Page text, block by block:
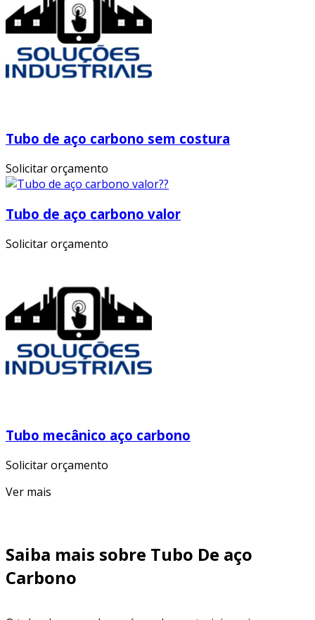
Tubo de aço carbono sem costura
Solicitar orçamento
Tubo de aço carbono valor
Solicitar orçamento
Tubo mecânico aço carbono
Solicitar orçamento
Ver mais
Saiba mais sobre Tubo De aço
Carbono